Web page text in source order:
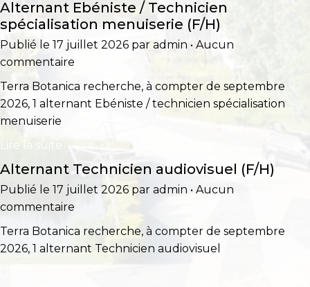
Alternant Ebéniste / Technicien
spécialisation menuiserie (F/H)
Publié le 17 juillet 2026 par admin • Aucun
commentaire
Terra Botanica recherche, à compter de septembre
2026, 1 alternant Ebéniste / technicien spécialisation
menuiserie
Lire la suite
Alternant Technicien audiovisuel (F/H)
Publié le 17 juillet 2026 par admin • Aucun
commentaire
Terra Botanica recherche, à compter de septembre
2026, 1 alternant Technicien audiovisuel